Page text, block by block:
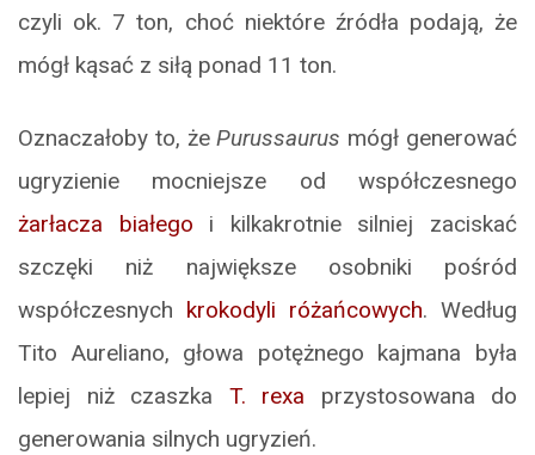
czyli ok. 7 ton, choć niektóre źródła podają, że
mógł kąsać z siłą ponad 11 ton.
Oznaczałoby to, żePurussaurus mógł generować
ugryzienie mocniejsze od współczesnego
żarłacza białego i kilkakrotnie silniej zaciskać
szczęki niż największe osobniki pośród
współczesnych krokodyli różańcowych. Według
Tito Aureliano, głowa potężnego kajmana była
lepiej niż czaszka T. rexa przystosowana do
generowania silnych ugryzień.